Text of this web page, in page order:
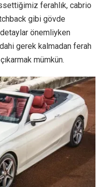
ferahlık, cabrio
gibi gövde
önemliyken
gerek kalmadan ferah
mümkün.